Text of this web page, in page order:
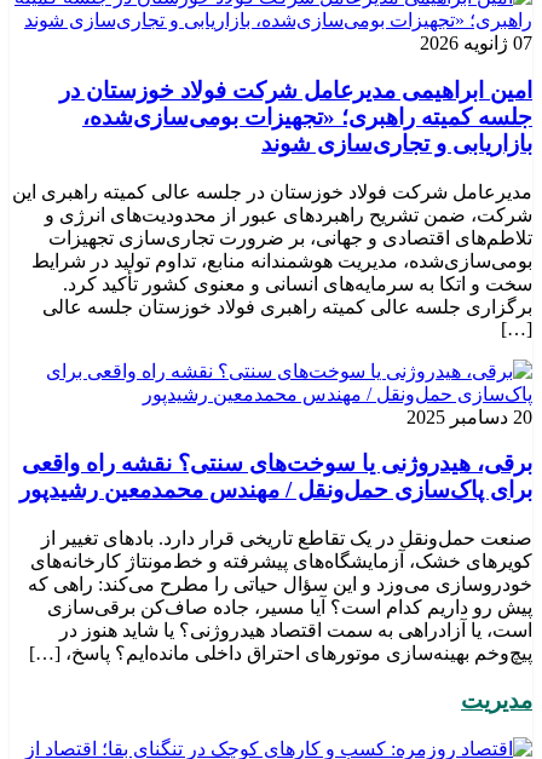
07 ژانویه 2026
امین ابراهیمی مدیرعامل شرکت فولاد خوزستان در
جلسه کمیته راهبری؛ «تجهیزات بومی‌سازی‌شده،
بازاریابی و تجاری‌سازی شوند
مدیرعامل شرکت فولاد خوزستان در جلسه عالی کمیته راهبری این
شرکت، ضمن تشریح راهبردهای عبور از محدودیت‌های انرژی و
تلاطم‌های اقتصادی و جهانی، بر ضرورت تجاری‌سازی تجهیزات
بومی‌سازی‌شده، مدیریت هوشمندانه منابع، تداوم تولید در شرایط
سخت و اتکا به سرمایه‌های انسانی و معنوی کشور تأکید کرد.
برگزاری جلسه عالی کمیته راهبری فولاد خوزستان جلسه عالی
[…]
20 دسامبر 2025
برقی، هیدروژنی یا سوخت‌های سنتی؟ نقشه راه واقعی
برای پاک‌سازی حمل‌ونقل / مهندس محمدمعین رشیدپور
صنعت حمل‌ونقل در یک تقاطع تاریخی قرار دارد. بادهای تغییر از
کویرهای خشک، آزمایشگاه‌های پیشرفته و خط‌مونتاژ کارخانه‌های
خودروسازی می‌وزد و این سؤال حیاتی را مطرح می‌کند: راهی که
پیش رو داریم کدام است؟ آیا مسیر، جاده صاف‌کن برقی‌سازی
است، یا آزادراهی به سمت اقتصاد هیدروژنی؟ یا شاید هنوز در
پیچ‌وخم بهینه‌سازی موتورهای احتراق داخلی مانده‌ایم؟ پاسخ، […]
مدیریت